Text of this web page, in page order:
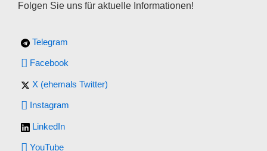
Folgen Sie uns für aktuelle Informationen!
Telegram
Facebook
X (ehemals Twitter)
Instagram
LinkedIn
YouTube